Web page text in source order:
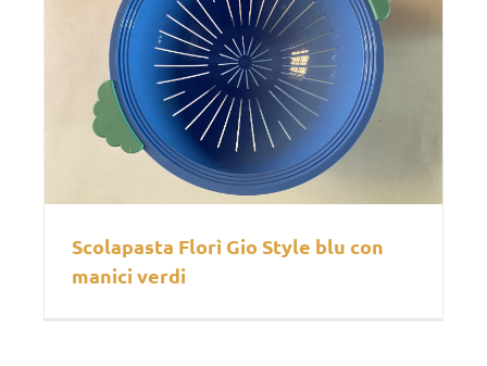
Scolapasta Florì Gio Style blu con
manici verdi